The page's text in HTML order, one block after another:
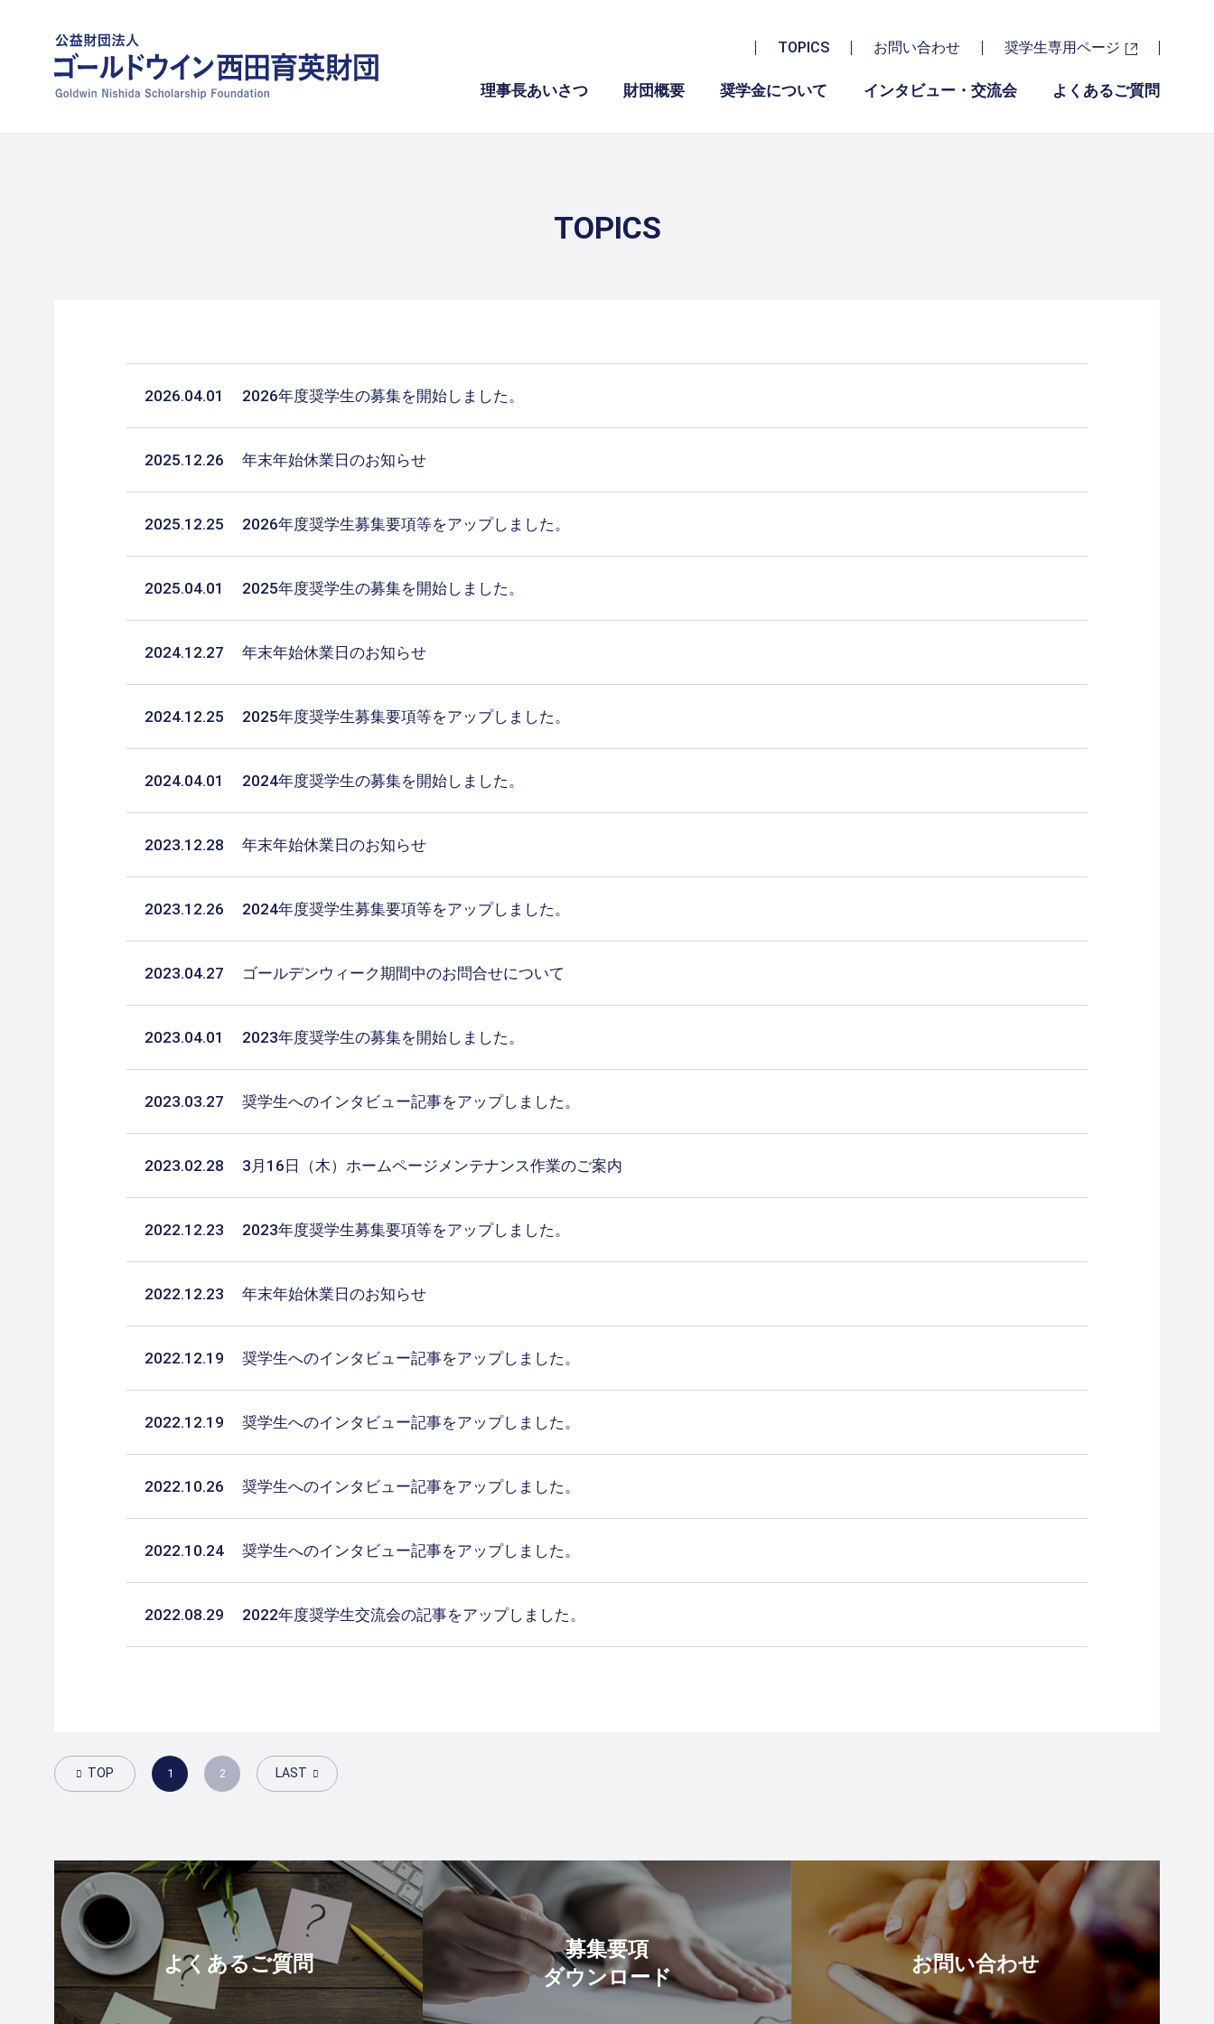
TOPICS お問い合わせ 奨学生専用ページ
理事長あいさつ 財団概要 奨学金について インタビュー・交流会 よくあるご質問
TOPICS
2026.04.01 2026年度奨学生の募集を開始しました。
2025.12.26 年末年始休業日のお知らせ
2025.12.25 2026年度奨学生募集要項等をアップしました。
2025.04.01 2025年度奨学生の募集を開始しました。
2024.12.27 年末年始休業日のお知らせ
2024.12.25 2025年度奨学生募集要項等をアップしました。
2024.04.01 2024年度奨学生の募集を開始しました。
2023.12.28 年末年始休業日のお知らせ
2023.12.26 2024年度奨学生募集要項等をアップしました。
2023.04.27 ゴールデンウィーク期間中のお問合せについて
2023.04.01 2023年度奨学生の募集を開始しました。
2023.03.27 奨学生へのインタビュー記事をアップしました。
2023.02.28 3月16日（木）ホームページメンテナンス作業のご案内
2022.12.23 2023年度奨学生募集要項等をアップしました。
2022.12.23 年末年始休業日のお知らせ
2022.12.19 奨学生へのインタビュー記事をアップしました。
2022.12.19 奨学生へのインタビュー記事をアップしました。
2022.10.26 奨学生へのインタビュー記事をアップしました。
2022.10.24 奨学生へのインタビュー記事をアップしました。
2022.08.29 2022年度奨学生交流会の記事をアップしました。
TOP 1 2 LAST
よくあるご質問
募集要項
ダウンロード
お問い合わせ